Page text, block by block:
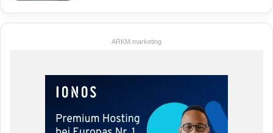
ARKM.marketing